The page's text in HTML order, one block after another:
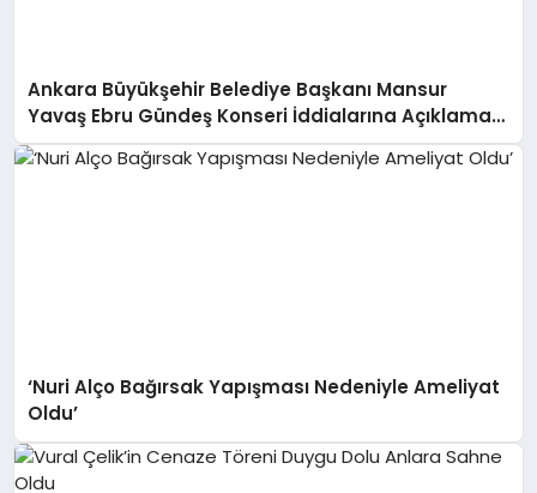
Ankara Büyükşehir Belediye Başkanı Mansur
Yavaş Ebru Gündeş Konseri İddialarına Açıklama
Yaptı
‘Nuri Alço Bağırsak Yapışması Nedeniyle Ameliyat
Oldu’